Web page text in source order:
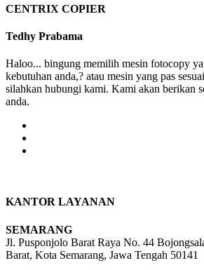
CENTRIX COPIER
Tedhy Prabama
Haloo... bingung memilih mesin fotocopy
kebutuhan anda,? atau mesin yang pas
silahkan hubungi kami. Kami akan berikan
anda.
KANTOR LAYANAN
SEMARANG
Jl. Pusponjolo Barat Raya No. 44
Barat, Kota Semarang, Jawa Tengah 50141